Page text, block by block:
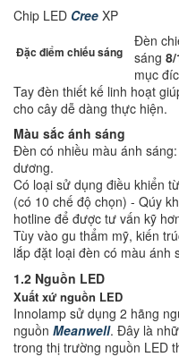
Chip LED Cree XP
Đặc điểm chiếu sáng
Đèn
sáng
mục
Tay đèn thiết kế linh hoạt
cho cây dễ dàng thực hiện.
Màu sắc ánh sáng
Đèn có nhiều màu ánh
dương.
Có loại sử dụng điều khiển
(có 10 chế độ chọn) - Qúy
hotline để được tư vấn kỹ
Tùy vào gu thẩm mỹ, kiến
lắp đặt loại đèn có màu ánh
1.2 Nguồn LED
Xuất xứ nguồn LED
Innolamp sử dụng 2 hãng
nguồn Meanwell. Đây là
trong thị trường nguồn LED